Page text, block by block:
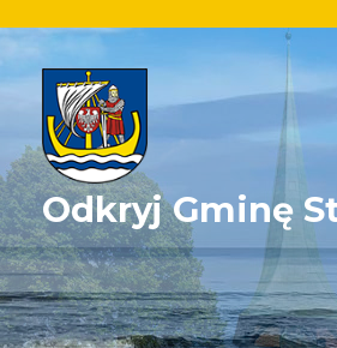
Odkryj Gminę